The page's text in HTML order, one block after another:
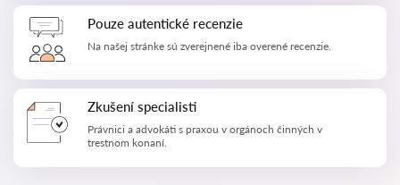
Pouze autentické recenzie
Na našej stránke sú zverejnené iba overené recenzie.
Zkušení specialisti
Právnici a advokáti s praxou v orgánoch činných v
trestnom konaní.